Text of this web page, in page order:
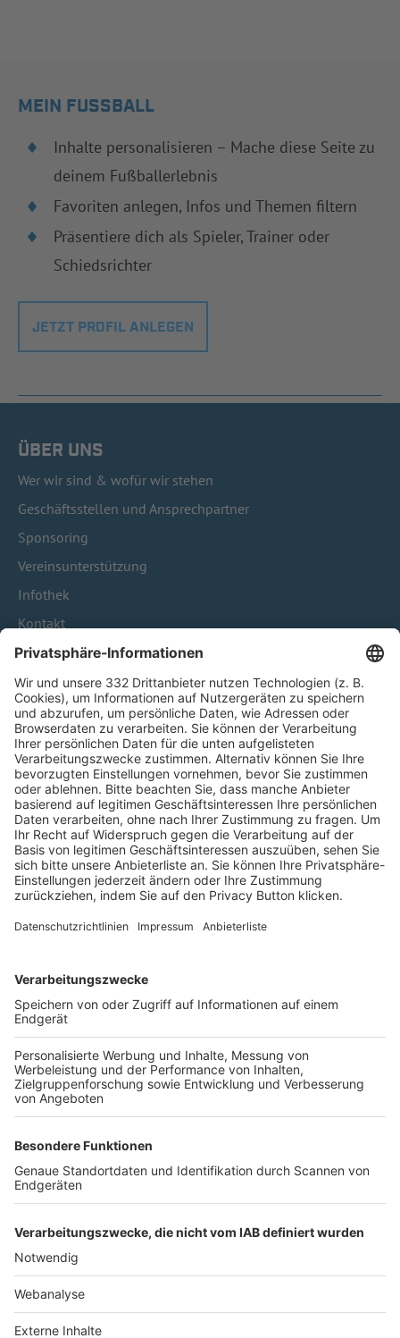
MEIN FUSSBALL
Inhalte personalisieren – Mache diese Seite zu
deinem Fußballerlebnis
Favoriten anlegen, Infos und Themen filtern
Präsentiere dich als Spieler, Trainer oder
Schiedsrichter
JETZT PROFIL ANLEGEN
ÜBER UNS
Wer wir sind & wofür wir stehen
Geschäftsstellen und Ansprechpartner
Sponsoring
Vereinsunterstützung
Infothek
Kontakt
HÄUFIG BESUCHTE SEITEN
Pässe und Vereinswechsel
Trainerausbildung
Schulungsangebot Vereinsmitarbeiter
BFV-Geschäftsstellen
Trainerbörse
Login SpielPlus
FOLGE DEM BFV
TOP-VEREINE
TOP-PARTNER
Nutzungsbedingungen Datenschutz Impressum